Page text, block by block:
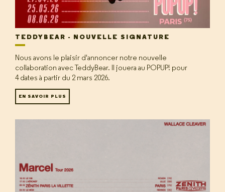
TEDDYBEAR - NOUVELLE SIGNATURE
Nous avons le plaisir d'annoncer notre nouvelle
collaboration avec TeddyBear. Il jouera au POPUP! pour
4 dates à partir du 2 mars 2026.
EN SAVOIR PLUS